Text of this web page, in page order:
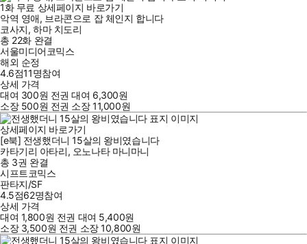
1화 무료 상세페이지 바로가기
악역 영애, 브라콘으로 잡 체인지 합니다
코사지, 하마 치도리
총 22화 완결
서울미디어코믹스
해외 순정
4.6점11명참여
상세 가격
대여 300원 전권 대여 6,300원
소장 500원 전권 소장11,000원
상세페이지 바로가기
[e북] 전생했더니 15살의 왕비였습니다
카타기리 아타리, 오노나타 마니마니
총 3권 완결
시프트코믹스
판타지/SF
4.5점62명참여
상세 가격
대여 1,800원 전권 대여 5,400원
소장 3,500원 전권 소장10,800원